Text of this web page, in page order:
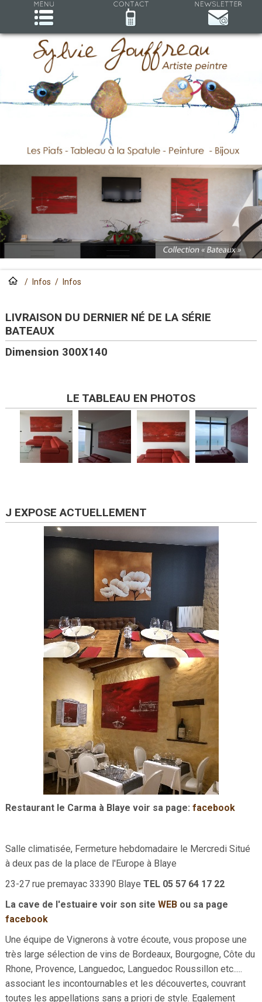
/ Infos / Infos
LIVRAISON DU DERNIER NÉ DE LA SÉRIE
BATEAUX
Dimension 300X140
LE TABLEAU EN PHOTOS
J EXPOSE ACTUELLEMENT
Restaurant le Carma à Blaye voir sa page: facebook
Salle climatisée, Fermeture hebdomadaire le Mercredi Situé
à deux pas de la place de l'Europe à Blaye
23-27 rue premayac 33390 Blaye TEL 05 57 64 17 22
La cave de l'estuaire voir son site WEBou sa page
facebook
Une équipe de Vignerons à votre écoute, vous propose une
très large sélection de vins de Bordeaux, Bourgogne, Côte du
Rhone, Provence, Languedoc, Languedoc Roussillon etc.....
associant les incontournables et les découvertes, couvrant
toutes les appellations sans a priori de style. Egalement